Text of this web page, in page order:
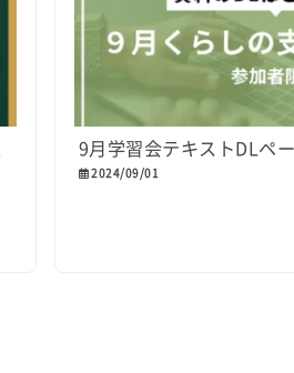
9月学習会テキストDLペ
2024/09/01